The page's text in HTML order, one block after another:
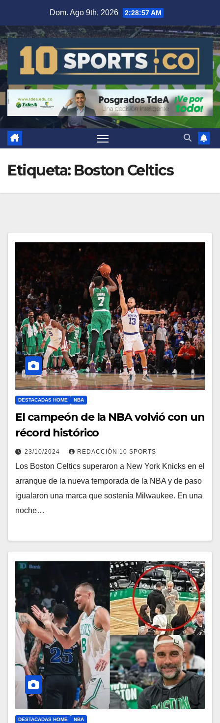
Dom. Ago 9th, 2026 2:28:59 AM
Etiqueta: Boston Celtics
DESTACADAS HOME NBA
El campeón de la NBA volvió con un
récord histórico
23/10/2024 REDACCIÓN 10 SPORTS
Los Boston Celtics superaron a New York Knicks en el
arranque de la nueva temporada de la NBA y de paso
igualaron una marca que sostenía Milwaukee. En una
noche…
DESTACADAS HOME NBA